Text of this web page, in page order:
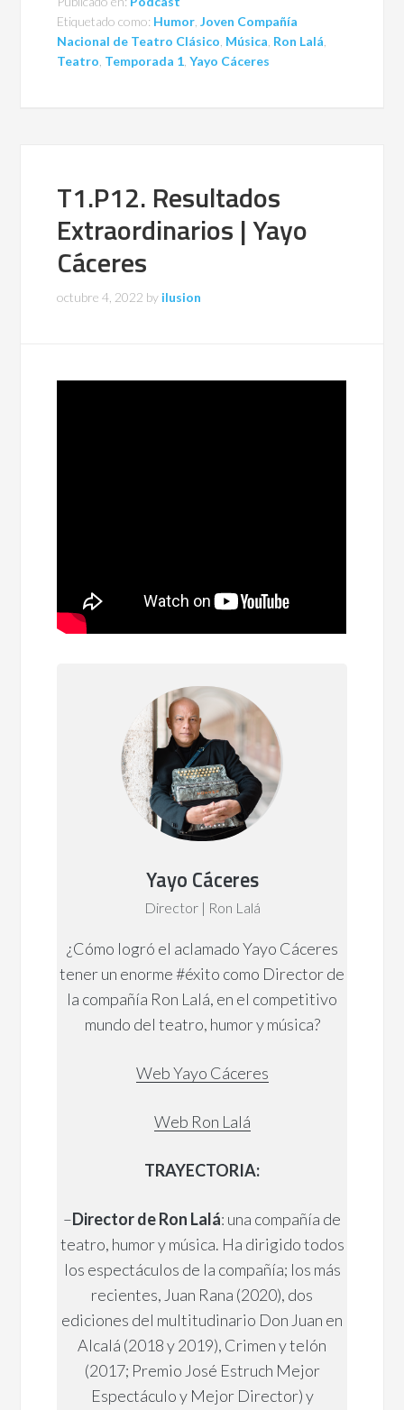
Etiquetado como: Humor ,Joven Compañía
Nacional de Teatro Clásico Música Ron Lalá
Teatro Temporada 1 ,Yayo Cáceres
T1.P12. Resultados
Extraordinarios | Yayo
Cáceres
octubre 4, 2022 by ilusion
Yayo Cáceres
Director | Ron Lalá
¿Cómo logró el aclamado Yayo Cáceres
tener un enorme #éxito como Director de
la compañía Ron Lalá, en el competitivo
mundo del teatro, humor y música?
Web Yayo Cáceres
Web Ron Lalá
TRAYECTORIA:
–Director de Ron Lalá: una compañía de
teatro, humor y música. Ha dirigido todos
los espectáculos de la compañía; los más
recientes, Juan Rana (2020), dos
ediciones del multitudinario Don Juan en
Alcalá (2018 y 2019), Crimen y telón
(2017; Premio José Estruch Mejor
Espectáculo y Mejor Director) y